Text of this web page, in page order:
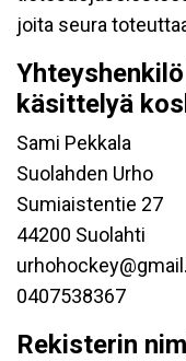
joita seura
käsittelyä
Sami Pekkala
Suolahden Urho
Sumiaistentie 27
44200 Suolahti
0407538367
Rekisterin